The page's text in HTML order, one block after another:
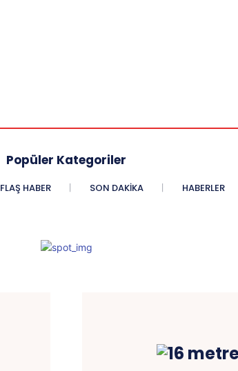
Popüler Kategoriler
FLAŞ HABER SON DAKIKA HABERLER